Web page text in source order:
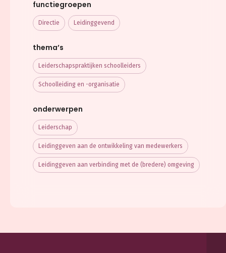
functiegroepen
Directie Leidinggevend
thema’s
Leiderschaps­praktijken schoolleiders
Schoolleiding en -organisatie
onderwerpen
Leiderschap
Leidinggeven aan de ontwikkeling van medewerkers
Leidinggeven aan verbinding met de (bredere) omgeving